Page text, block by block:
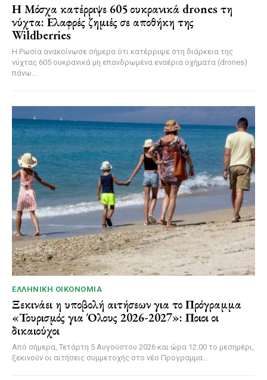
Η Μόσχα κατέρριψε 605 ουκρανικά drones τη
νύχτα: Ελαφρές ζημιές σε αποθήκη της
Wildberries
Η Ρωσία ανακοίνωσε σήμερα ότι κατέρριψε στη διάρκεια της
νύχτας 605 ουκρανικά μη επανδρωμένα εναέρια οχήματα (drones)
πάνω...
ΕΛΛΗΝΙΚΉ ΟΙΚΟΝΟΜΊΑ
Ξεκινάει η υποβολή αιτήσεων για το Πρόγραμμα
«Τουρισμός για Όλους 2026-2027»: Ποιοι οι
δικαιούχοι
Από σήμερα, Τετάρτη 5 Αυγούστου 2026 και ώρα 12:00 το μεσημέρι,
ξεκινούν οι αιτήσεις συμμετοχής στο νέο Πρόγραμμα...